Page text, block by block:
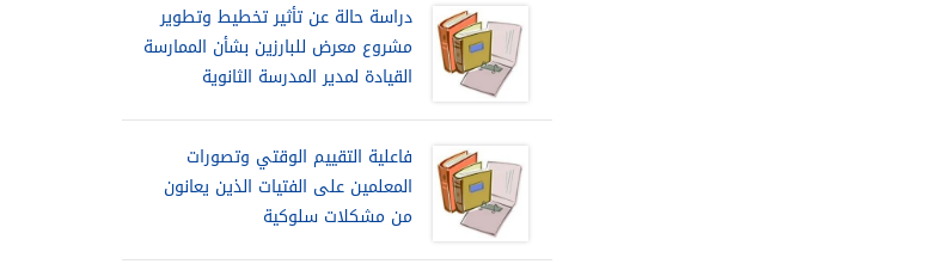
دراسة حالة عن تأثير تخطيط وتطوير
مشروع معرض للبارزين بشأن الممارسة
القيادة لمدير المدرسة الثانوية
فاعلية التقييم الوقتي وتصورات
المعلمين على الفتيات الذين يعانون
من مشكلات سلوكية